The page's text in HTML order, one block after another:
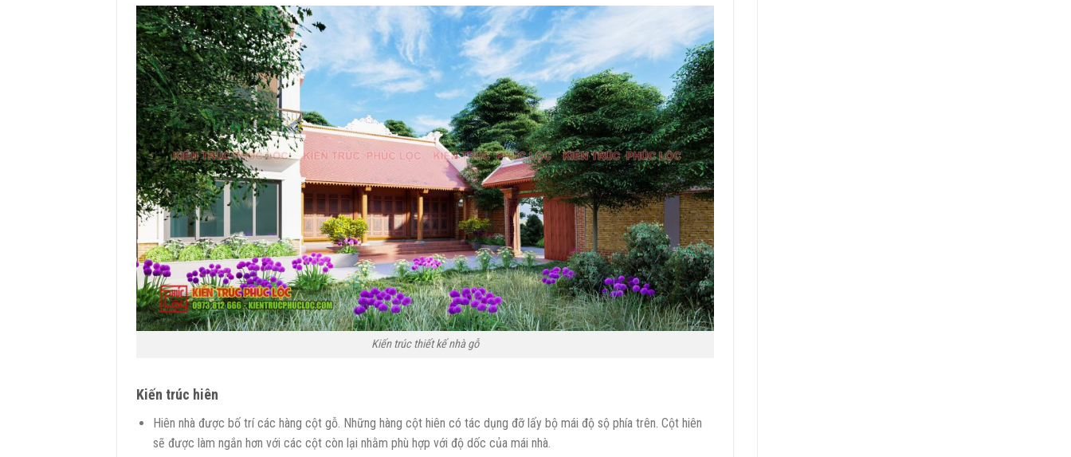
Kiến trúc thiết kế nhà gỗ
Kiến trúc hiên
Hiên nhà được bố trí các hàng cột gỗ. Những hàng cột hiên có tác dụng đỡ lấy bộ mái độ sộ phía trên. Cột hiên
sẽ được làm ngắn hơn với các cột còn lại nhằm phù hợp với độ dốc của mái nhà.